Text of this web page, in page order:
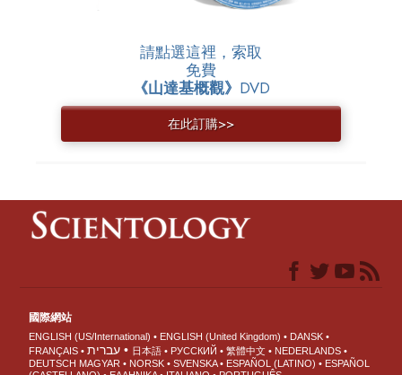
請點選這裡，索取
免費
《山達基概觀》 DVD
在此訂購>>
國際網站
ENGLISH (US/International) ENGLISH (United Kingdom)
DANSK
FRANÇAIS
עברית 日本語 РУССКИЙ 繁體中文
NEDERLANDS
DEUTSCH MAGYAR NORSK SVENSKA ESPAÑOL (LATINO)
ESPAÑOL